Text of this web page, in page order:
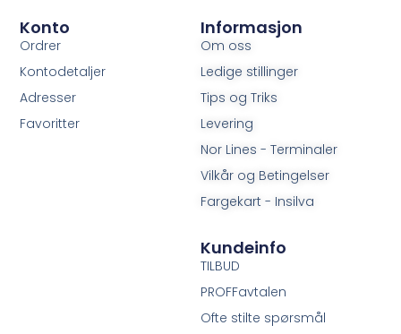
Informasjon
Om oss
Ledige stillinger
Tips og Triks
Levering
Nor Lines - Terminaler
Vilkår og Betingelser
Fargekart - Insilva
Konto
Ordrer
Kontodetaljer
Adresser
Favoritter
Kundeinfo
TILBUD
PROFFavtalen
Ofte stilte spørsmål